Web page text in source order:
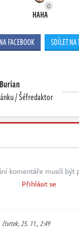
0
HAHA
FACEBOOK SDÍLET NA
/ Šéfredaktor
komentáře musíš být
Přihlásit se
čtvrtek, 25. 11., 2:49